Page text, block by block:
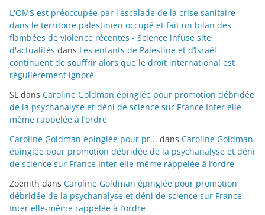
L'OMS est préoccupée par l'escalade de la crise sanitaire
dans le territoire palestinien occupé et fait un bilan des
flambées de violence récentes - Science infuse site
d'actualités dans Les enfants de Palestine et d’Israël
continuent de souffrir alors que le droit international est
régulièrement ignoré
SL dans Caroline Goldman épinglée pour promotion débridée
de la psychanalyse et déni de science sur France Inter elle-
même rappelée à l’ordre
Caroline Goldman épinglée pour pr... dans Caroline Goldman
épinglée pour promotion débridée de la psychanalyse et déni
de science sur France Inter elle-même rappelée à l’ordre
Zoenith dans Caroline Goldman épinglée pour promotion
débridée de la psychanalyse et déni de science sur France
Inter elle-même rappelée à l’ordre